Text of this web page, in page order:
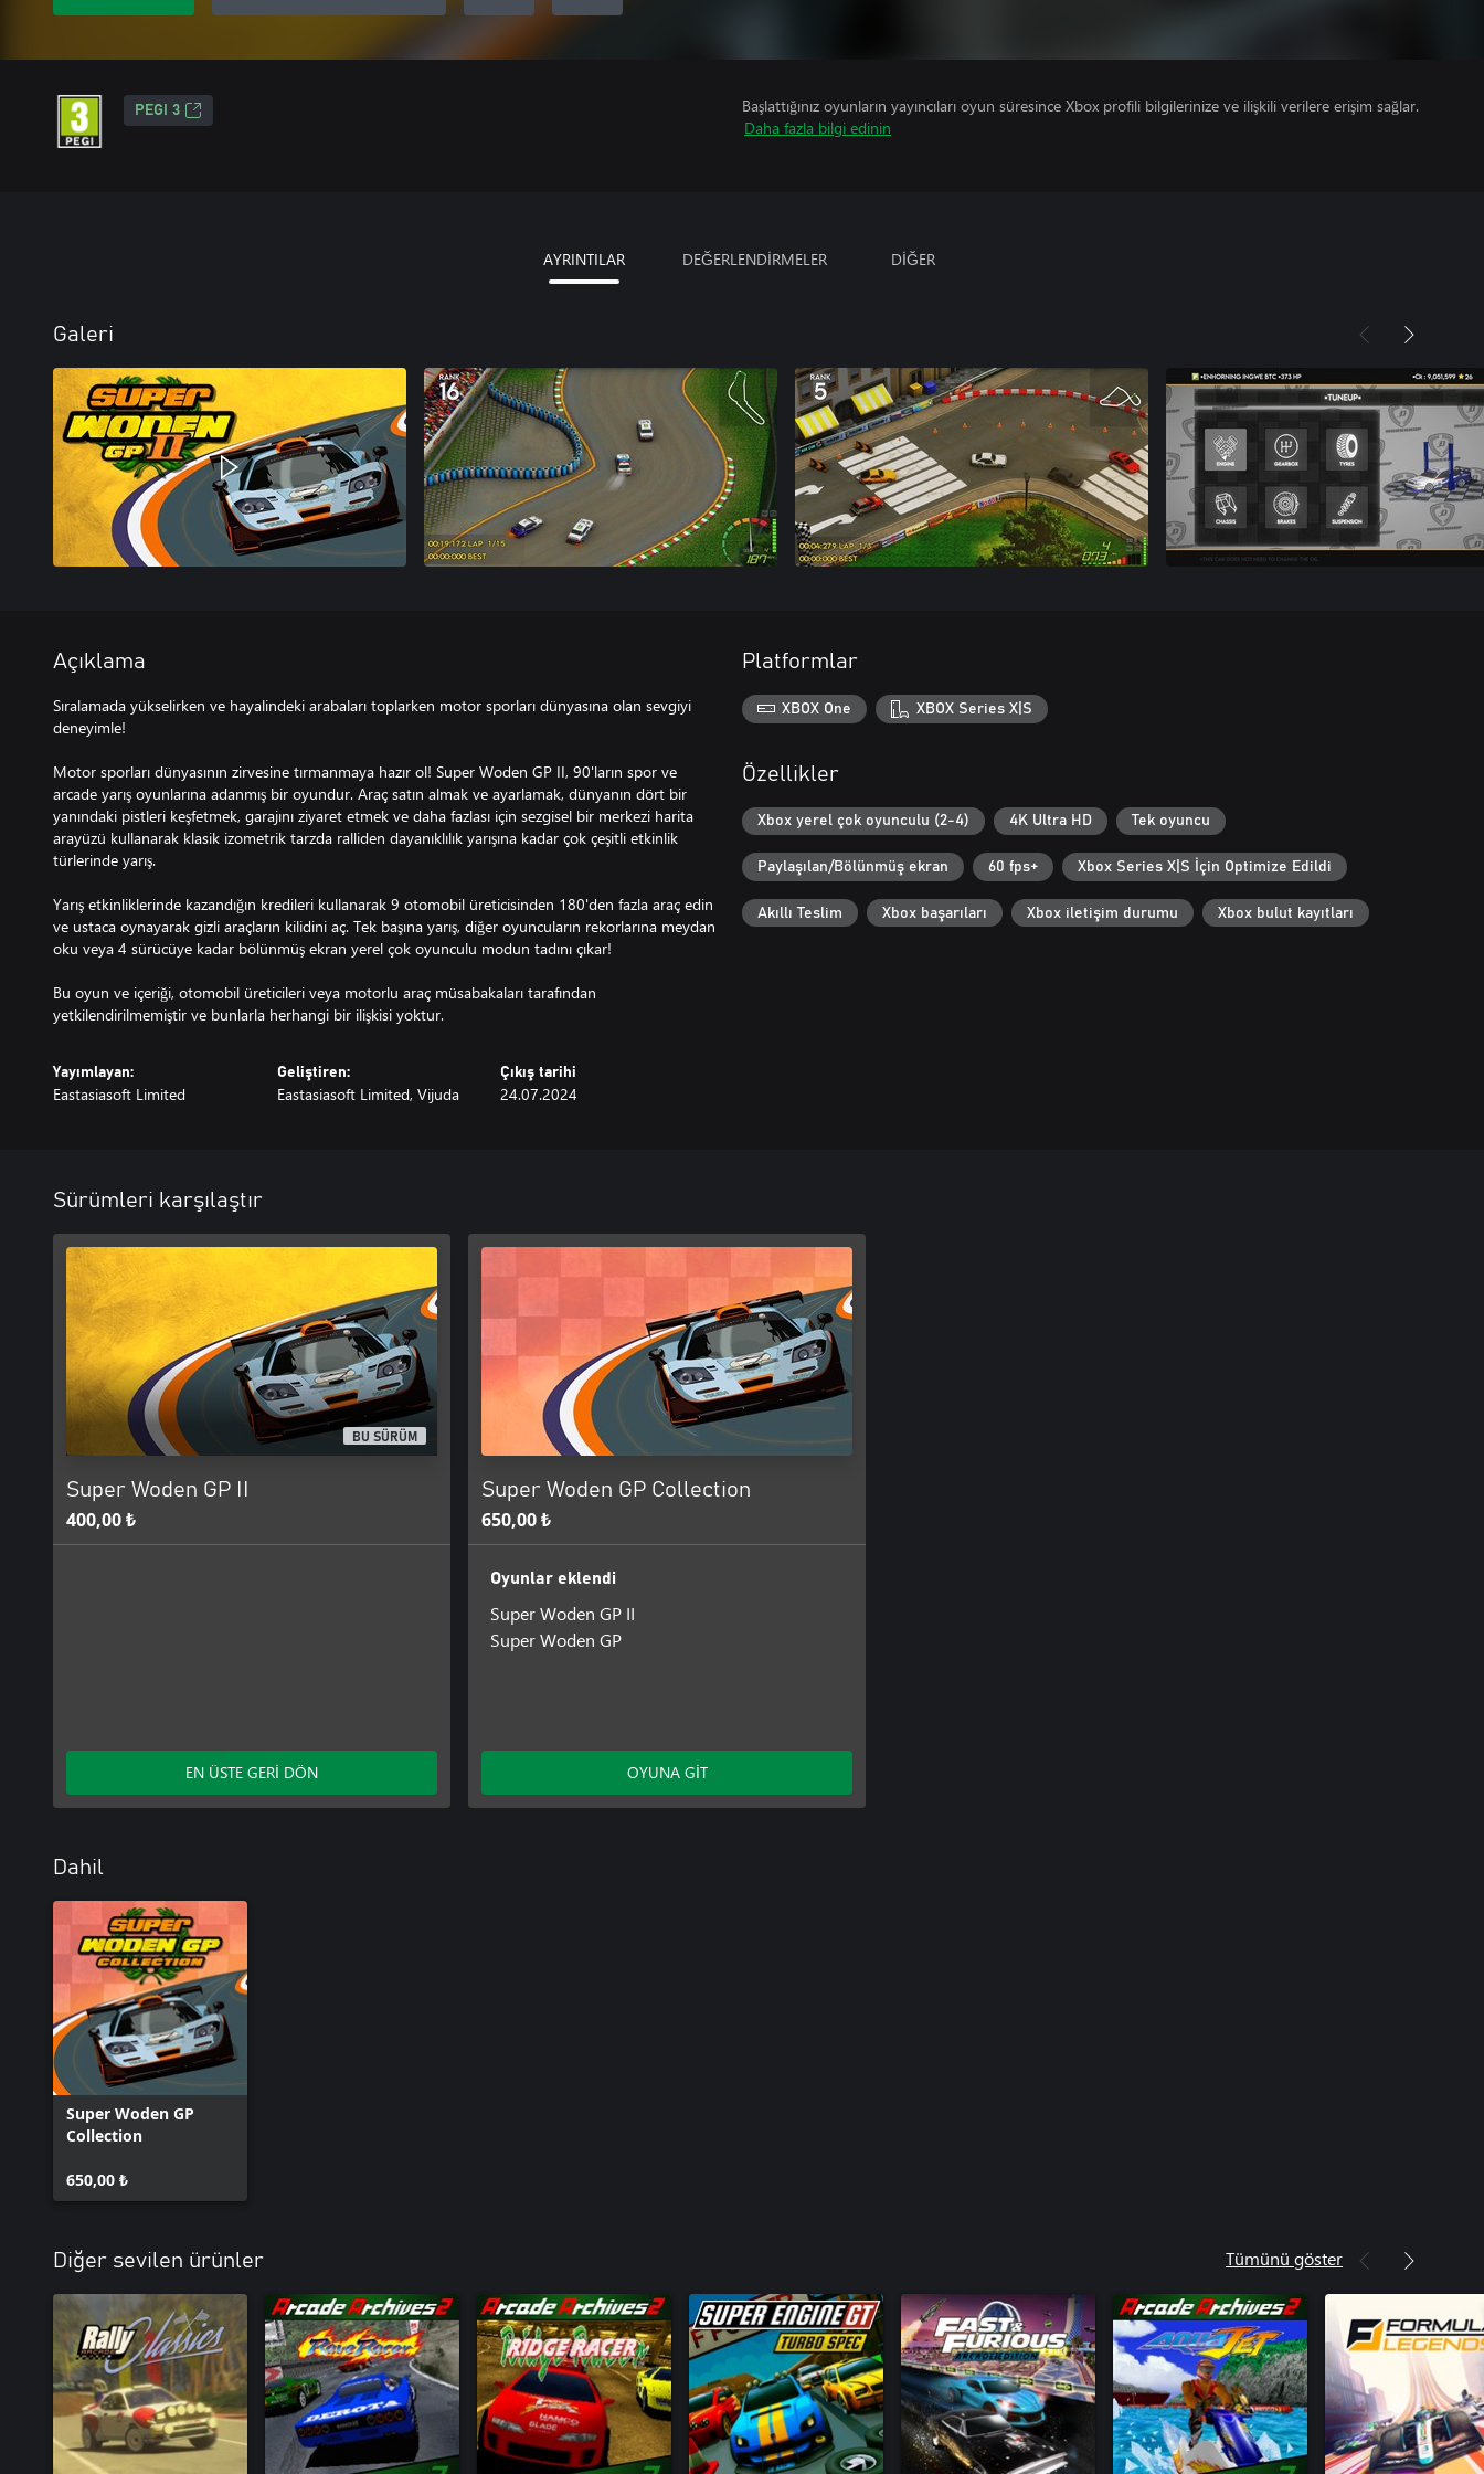
PEGI 3
Başlattığınız oyunların yayıncıları oyun süresince Xbox profili bilgilerinize ve ilişkili verilere erişim sağlar.
Daha fazla bilgi edinin
AYRINTILAR DEĞERLENDİRMELER DİĞER
Galeri
Açıklama
Sıralamada yükselirken ve hayalindeki arabaları toplarken motor sporları dünyasına olan sevgiyi
deneyimle!
Motor sporları dünyasının zirvesine tırmanmaya hazır ol! Super Woden GP II, 90'ların spor ve
arcade yarış oyunlarına adanmış bir oyundur. Araç satın almak ve ayarlamak, dünyanın dört bir
yanındaki pistleri keşfetmek, garajını ziyaret etmek ve daha fazlası için sezgisel bir merkezi harita
arayüzü kullanarak klasik izometrik tarzda ralliden dayanıklılık yarışına kadar çok çeşitli etkinlik
türlerinde yarış.
Yarış etkinliklerinde kazandığın kredileri kullanarak 9 otomobil üreticisinden 180'den fazla araç edin
ve ustaca oynayarak gizli araçların kilidini aç. Tek başına yarış, diğer oyuncuların rekorlarına meydan
oku veya 4 sürücüye kadar bölünmüş ekran yerel çok oyunculu modun tadını çıkar!
Bu oyun ve içeriği, otomobil üreticileri veya motorlu araç müsabakaları tarafından
yetkilendirilmemiştir ve bunlarla herhangi bir ilişkisi yoktur.
Yayımlayan:
Eastasiasoft Limited
Geliştiren:
Eastasiasoft Limited, Vijuda
Çıkış tarihi
24.07.2024
Platformlar
XBOX One XBOX Series X|S
Özellikler
Xbox yerel çok oyunculu (2-4) 4K Ultra HD Tek oyuncu
Paylaşılan/Bölünmüş ekran 60 fps+ Xbox Series X|S İçin Optimize Edildi
Akıllı Teslim Xbox başarıları Xbox iletişim durumu Xbox bulut kayıtları
Sürümleri karşılaştır
BU SÜRÜM
Super Woden GP II
400,00 ₺
EN ÜSTE GERİ DÖN
Super Woden GP Collection
650,00 ₺
Oyunlar eklendi
Super Woden GP II
Super Woden GP
OYUNA GİT
Dahil
Super Woden GP
Collection
650,00 ₺
Diğer sevilen ürünler Tümünü göster